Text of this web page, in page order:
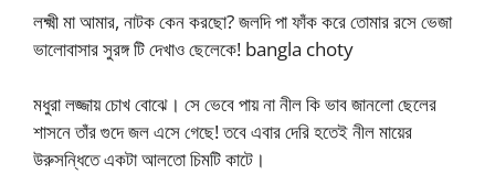
লক্ষ্মী মা আমার, নাটক কেন করছো? জলদি পা ফাঁক করে তোমার রসে ভেজা
ভালোবাসার সুরঙ্গ টি দেখাও ছেলেকে! bangla choty
মধুরা লজ্জায় চোখ বোঝে। সে ভেবে পায় না নীল কি ভাব জানলো ছেলের
শাসনে তাঁর গুদে জল এসে গেছে! তবে এবার দেরি হতেই নীল মায়ের
উরুসন্ধিতে একটা আলতো চিমটি কাটে।